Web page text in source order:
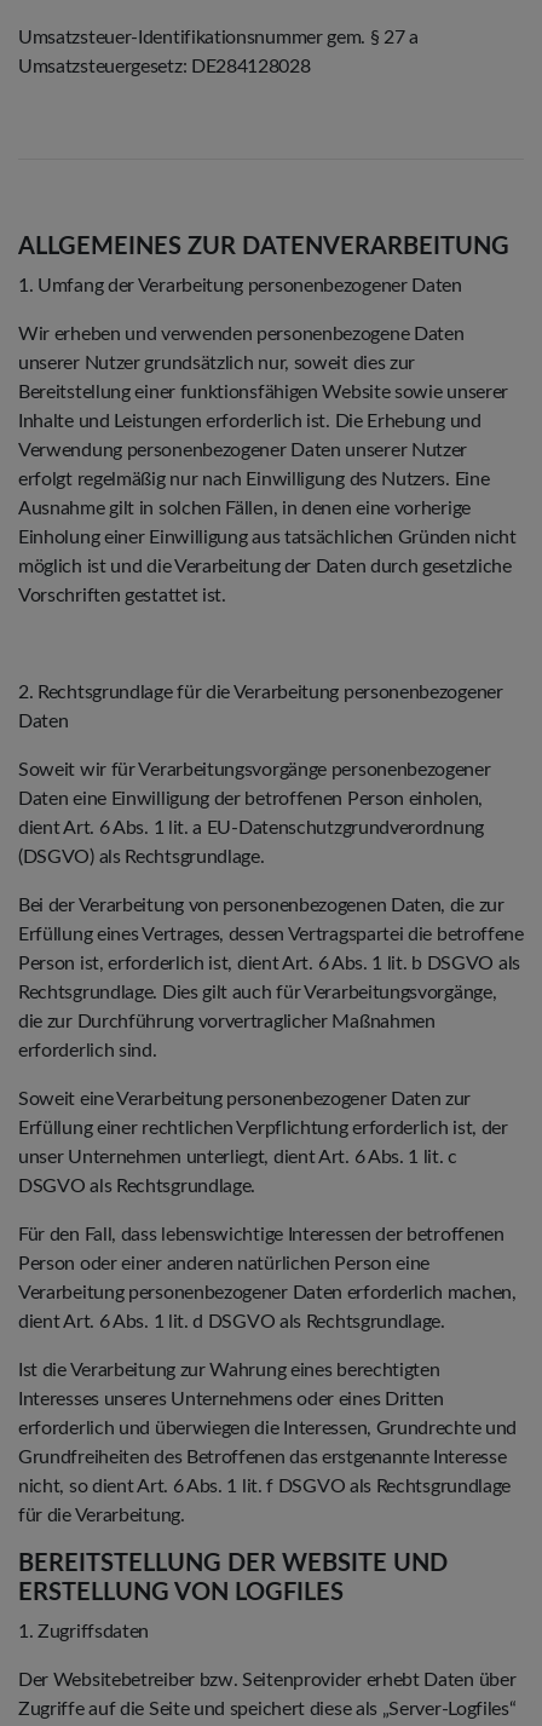
Umsatzsteuer-Identifikationsnummer gem. § 27 a
Umsatzsteuergesetz: DE284128028
ALLGEMEINES ZUR DATENVERARBEITUNG
1. Umfang der Verarbeitung personenbezogener Daten
Wir erheben und verwenden personenbezogene Daten
unserer Nutzer grundsätzlich nur, soweit dies zur
Bereitstellung einer funktionsfähigen Website sowie unserer
Inhalte und Leistungen erforderlich ist. Die Erhebung und
Verwendung personenbezogener Daten unserer Nutzer
erfolgt regelmäßig nur nach Einwilligung des Nutzers. Eine
Ausnahme gilt in solchen Fällen, in denen eine vorherige
Einholung einer Einwilligung aus tatsächlichen Gründen nicht
möglich ist und die Verarbeitung der Daten durch gesetzliche
Vorschriften gestattet ist.
2. Rechtsgrundlage für die Verarbeitung personenbezogener
Daten
Soweit wir für Verarbeitungsvorgänge personenbezogener
Daten eine Einwilligung der betroffenen Person einholen,
dient Art. 6 Abs. 1 lit. a EU-Datenschutzgrundverordnung
(DSGVO) als Rechtsgrundlage.
Bei der Verarbeitung von personenbezogenen Daten, die zur
Erfüllung eines Vertrages, dessen Vertragspartei die betroffene
Person ist, erforderlich ist, dient Art. 6 Abs. 1 lit. b DSGVO als
Rechtsgrundlage. Dies gilt auch für Verarbeitungsvorgänge,
die zur Durchführung vorvertraglicher Maßnahmen
erforderlich sind.
Soweit eine Verarbeitung personenbezogener Daten zur
Erfüllung einer rechtlichen Verpflichtung erforderlich ist, der
unser Unternehmen unterliegt, dient Art. 6 Abs. 1 lit. c
DSGVO als Rechtsgrundlage.
Für den Fall, dass lebenswichtige Interessen der betroffenen
Person oder einer anderen natürlichen Person eine
Verarbeitung personenbezogener Daten erforderlich machen,
dient Art. 6 Abs. 1 lit. d DSGVO als Rechtsgrundlage.
Ist die Verarbeitung zur Wahrung eines berechtigten
Interesses unseres Unternehmens oder eines Dritten
erforderlich und überwiegen die Interessen, Grundrechte und
Grundfreiheiten des Betroffenen das erstgenannte Interesse
nicht, so dient Art. 6 Abs. 1 lit. f DSGVO als Rechtsgrundlage
für die Verarbeitung.
BEREITSTELLUNG DER WEBSITE UND
ERSTELLUNG VON LOGFILES
1. Zugriffsdaten
Der Websitebetreiber bzw. Seitenprovider erhebt Daten über
Zugriffe auf die Seite und speichert diese als „Server-Logfiles“